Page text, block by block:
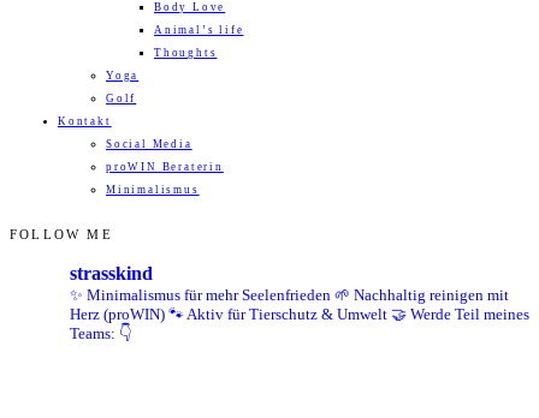
Body Love
Animal’s life
Thoughts
Yoga
Golf
Kontakt
Social Media
proWIN Beraterin
Minimalismus
FOLLOW ME
strasskind
✨ Minimalismus für mehr Seelenfrieden 🌱 Nachhaltig reinigen mit
Herz (proWIN) 🐾 Aktiv für Tierschutz & Umwelt 🤝 Werde Teil meines
Teams: 👇